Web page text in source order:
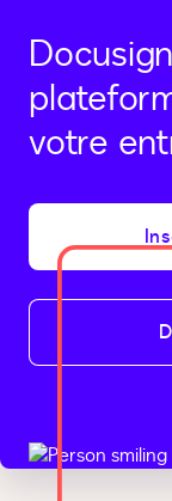
votre